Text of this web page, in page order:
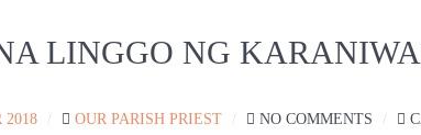
LINGGO NG
2018 OUR PARISH PRIEST NO COMMENTS